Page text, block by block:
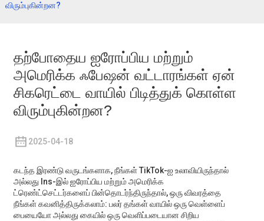
விரும்புகின்றன?
தற்போதைய ஐரோப்பிய மற்றும்
அமெரிக்க ஃபேஷன் வட்டாரங்கள் ஏன்
சிகரெட்டை வாயில் பிடித்துக் கொள்ள
விரும்புகின்றன?
2025-04-18
கடந்த இரண்டு வருடங்களாக, நீங்கள் TikTok-ஐ உலாவியிருந்தால்
அல்லது Ins-இல் ஐரோப்பிய மற்றும் அமெரிக்க
ட்ரெண்ட்செட்டர்களைப் பின்தொடர்ந்திருந்தால், ஒரு விவரத்தை
நீங்கள் கவனித்திருக்கலாம்: பலர் தங்கள் வாயில் ஒரு வெள்ளைப்
பையையோ அல்லது கையில் ஒரு வெளிப்படையான சிறிய